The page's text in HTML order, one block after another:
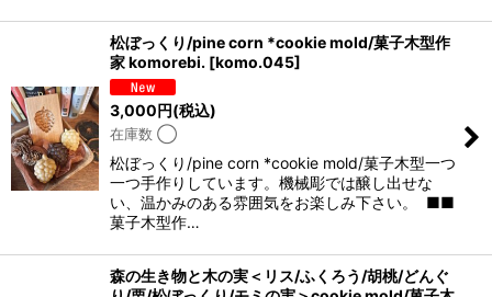
松ぼっくり/pine corn *cookie mold/菓子木型作
家 komorebi. [komo.045]
3,000円(税込)
在庫数 ◯
松ぼっくり/pine corn *cookie mold/菓子木型一つ
一つ手作りしています。機械彫では醸し出せな
い、温かみのある雰囲気をお楽しみ下さい。 ■■
菓子木型作…
森の生き物と木の実＜リス/ふくろう/胡桃/どんぐ